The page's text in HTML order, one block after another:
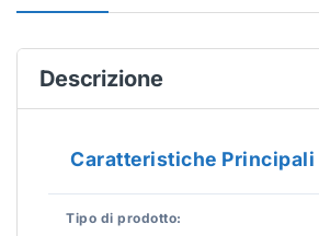
Descrizione
Caratteristiche Principali
Tipo di prodotto: